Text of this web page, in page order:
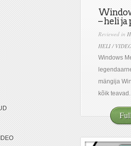
– heli ja
Reviewed in
HELI /
Windows
mängija
kõik